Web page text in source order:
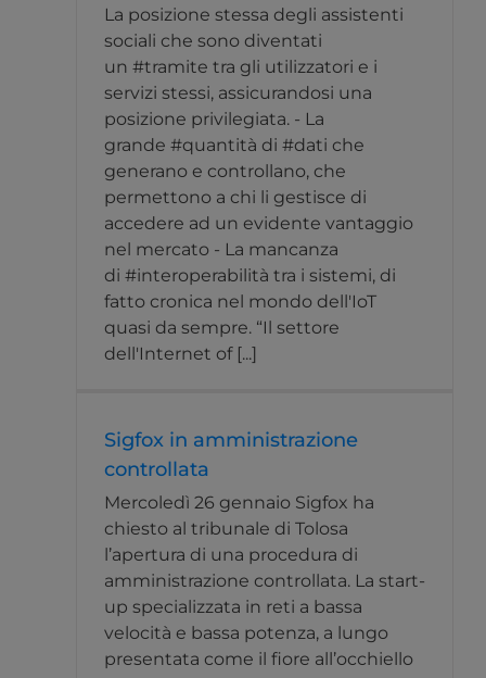
La posizione stessa degli assistenti
sociali che sono diventati
un #tramite tra gli utilizzatori e i
servizi stessi, assicurandosi una
posizione privilegiata. - La
grande #quantità di #dati che
generano e controllano, che
permettono a chi li gestisce di
accedere ad un evidente vantaggio
nel mercato - La mancanza
di #interoperabilità tra i sistemi, di
fatto cronica nel mondo dell'IoT
quasi da sempre. “Il settore
dell'Internet of [...]
Sigfox in amministrazione
controllata
Mercoledì 26 gennaio Sigfox ha
chiesto al tribunale di Tolosa
l’apertura di una procedura di
amministrazione controllata. La start-
up specializzata in reti a bassa
velocità e bassa potenza, a lungo
presentata come il fiore all’occhiello